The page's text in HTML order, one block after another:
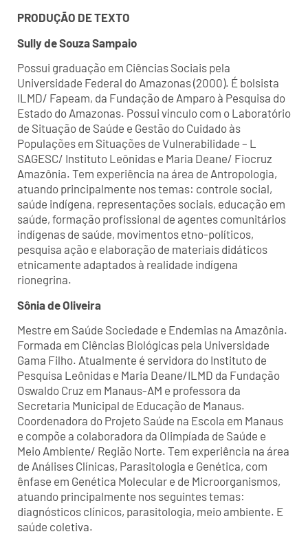
PRODUÇÃO DE TEXTO
Sully de Souza Sampaio
Possui graduação em Ciências Sociais pela
Universidade Federal do Amazonas (2000). É bolsista
ILMD/ Fapeam, da Fundação de Amparo à Pesquisa do
Estado do Amazonas. Possui vínculo com o Laboratório
de Situação de Saúde e Gestão do Cuidado às
Populações em Situações de Vulnerabilidade – L
SAGESC/ Instituto Leônidas e Maria Deane/ Fiocruz
Amazônia. Tem experiência na área de Antropologia,
atuando principalmente nos temas: controle social,
saúde indígena, representações sociais, educação em
saúde, formação profissional de agentes comunitários
indígenas de saúde, movimentos etno-políticos,
pesquisa ação e elaboração de materiais didáticos
etnicamente adaptados à realidade indígena
rionegrina.
Sônia de Oliveira
Mestre em Saúde Sociedade e Endemias na Amazônia.
Formada em Ciências Biológicas pela Universidade
Gama Filho. Atualmente é servidora do Instituto de
Pesquisa Leônidas e Maria Deane/ILMD da Fundação
Oswaldo Cruz em Manaus-AM e professora da
Secretaria Municipal de Educação de Manaus.
Coordenadora do Projeto Saúde na Escola em Manaus
e compõe a colaboradora da Olimpíada de Saúde e
Meio Ambiente/ Região Norte. Tem experiência na área
de Análises Clínicas, Parasitologia e Genética, com
ênfase em Genética Molecular e de Microorganismos,
atuando principalmente nos seguintes temas:
diagnósticos clínicos, parasitologia, meio ambiente. E
saúde coletiva.